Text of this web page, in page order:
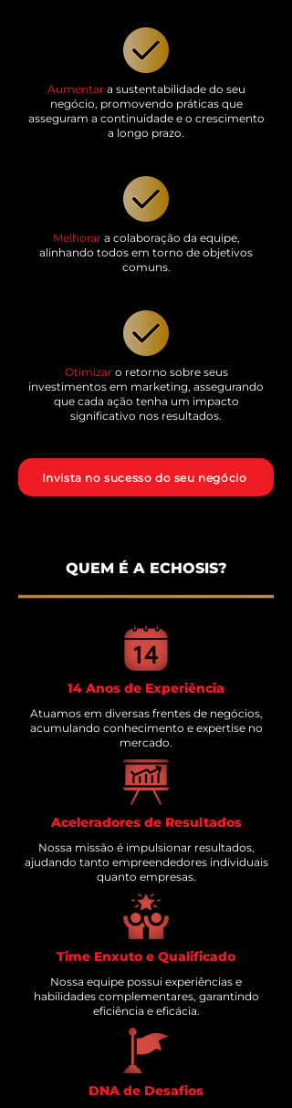
Aumentara sustentabilidade do seu
negócio, promovendo práticas que
asseguram a continuidade e o crescimento
a longo prazo.
Melhorara colaboração da equipe,
alinhando todos em torno de objetivos
comuns.
Otimizaro retorno sobre seus
investimentos em marketing, assegurando
que cada ação tenha um impacto
significativo nos resultados.
Invista no sucesso do seu negócio
QUEM É A ECHOSIS?
14 Anos de Experiência
Atuamos em diversas frentes de negócios,
acumulando conhecimento e expertise no
mercado.
Aceleradores de Resultados
Nossa missão é impulsionar resultados,
ajudando tanto empreendedores individuais
quanto empresas.
Time Enxuto e Qualificado
Nossa equipe possui experiências e
habilidades complementares, garantindo
eficiência e eficácia.
DNA de Desafios